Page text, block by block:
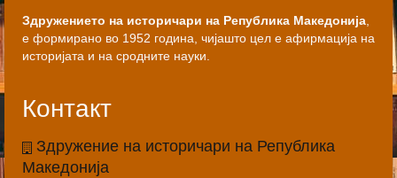
Здружението на историчари на Република Македонија,
е формирано во 1952 година, чијашто цел е афирмација на
историјата и на сродните науки.
Контакт
Здружение на историчари на Република
Македонија